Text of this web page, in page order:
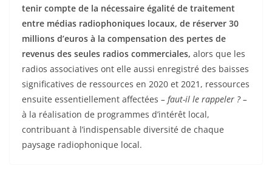
tenir compte de la nécessaire égalité de traitement
entre médias radiophoniques locaux, de réserver 30
millions d’euros à la compensation des pertes de
revenus des seules radios commerciales, alors que les
radios associatives ont elle aussi enregistré des baisses
significatives de ressources en 2020 et 2021, ressources
ensuite essentiellement affectées – faut-il le rappeler ? –
à la réalisation de programmes d’intérêt local,
contribuant à l’indispensable diversité de chaque
paysage radiophonique local.